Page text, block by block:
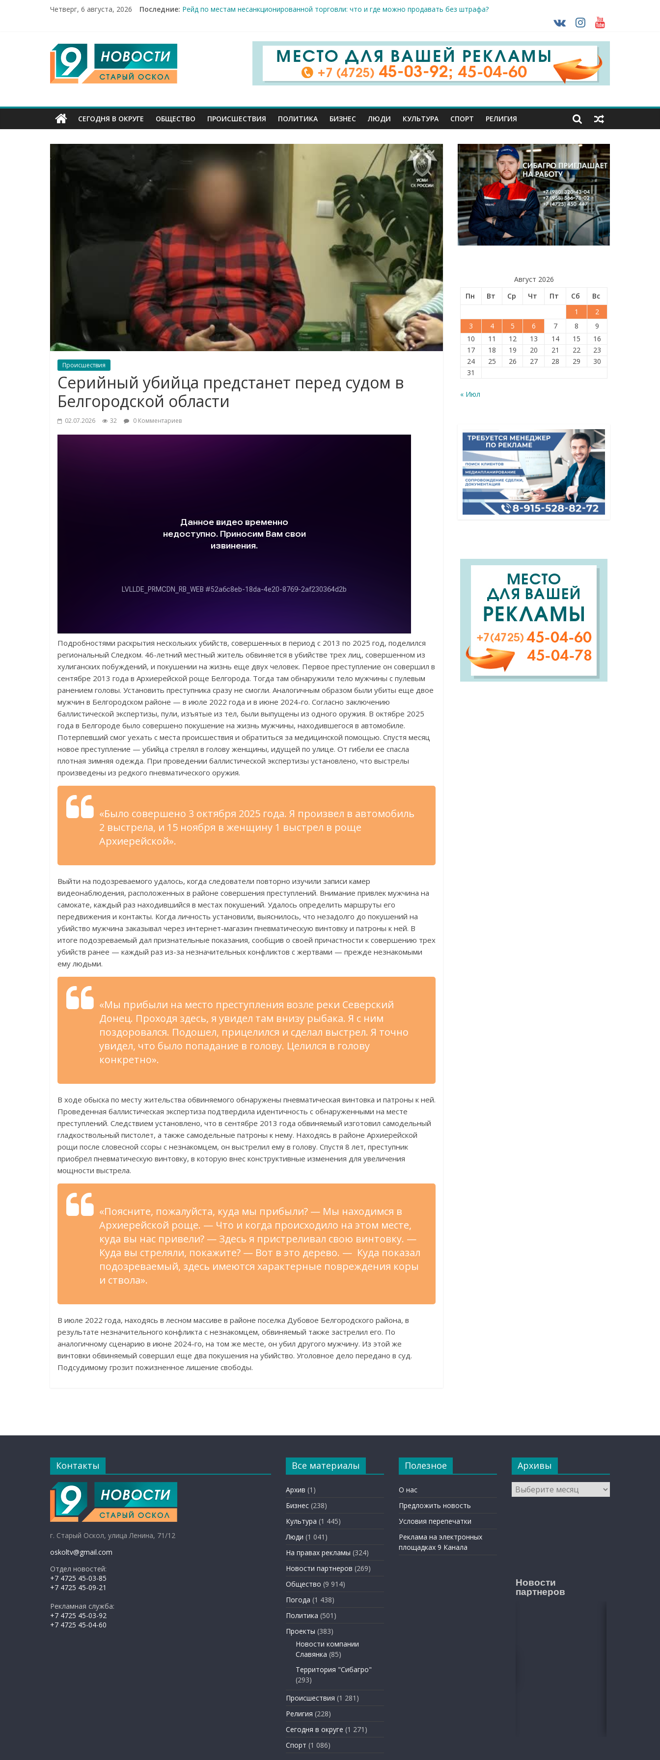
Четверг, 6 августа, 2026 Последние: Рейд по местам несанкционированной торговли: что и где можно продавать без штрафа?
100%-я раскрываемость особо тяжких преступлений: в Старооскольском отделе СК подвели итоги первого полугодия
Новое сердце: старооскольский тренер Георгий Золотых нуждается в срочной трансплантации
9
Канал
Старый
Оскол
СЕГОДНЯ В ОКРУГЕ ОБЩЕСТВО ПРОИСШЕСТВИЯ ПОЛИТИКА БИЗНЕС ЛЮДИ КУЛЬТУРА СПОРТ РЕЛИГИЯ
Происшествия
Серийный убийца предстанет перед судом в
Белгородской области
02.07.2026 32 0 Комментариев
Подробностями раскрытия нескольких убийств, совершенных в период с 2013 по 2025 год, поделился
региональный Следком. 46-летний местный житель обвиняется в убийстве трех лиц, совершенном из
хулиганских побуждений, и покушении на жизнь еще двух человек. Первое преступление он совершил в
сентябре 2013 года в Архиерейской роще Белгорода. Тогда там обнаружили тело мужчины с пулевым
ранением головы. Установить преступника сразу не смогли. Аналогичным образом были убиты еще двое
мужчин в Белгородском районе — в июле 2022 года и в июне 2024-го. Согласно заключению
баллистической экспертизы, пули, изъятые из тел, были выпущены из одного оружия. В октябре 2025
года в Белгороде было совершено покушение на жизнь мужчины, находившегося в автомобиле.
Потерпевший смог уехать с места происшествия и обратиться за медицинской помощью. Спустя месяц
новое преступление — убийца стрелял в голову женщины, идущей по улице. От гибели ее спасла
плотная зимняя одежда. При проведении баллистической экспертизы установлено, что выстрелы
произведены из редкого пневматического оружия.
«Было совершено 3 октября 2025 года. Я произвел в автомобиль
2 выстрела, и 15 ноября в женщину 1 выстрел в роще
Архиерейской».
Выйти на подозреваемого удалось, когда следователи повторно изучили записи камер
видеонаблюдения, расположенных в районе совершения преступлений. Внимание привлек мужчина на
самокате, каждый раз находившийся в местах покушений. Удалось определить маршруты его
передвижения и контакты. Когда личность установили, выяснилось, что незадолго до покушений на
убийство мужчина заказывал через интернет-магазин пневматическую винтовку и патроны к ней. В
итоге подозреваемый дал признательные показания, сообщив о своей причастности к совершению трех
убийств ранее — каждый раз из-за незначительных конфликтов с жертвами — прежде незнакомыми
ему людьми.
«Мы прибыли на место преступления возле реки Северский
Донец. Проходя здесь, я увидел там внизу рыбака. Я с ним
поздоровался. Подошел, прицелился и сделал выстрел. Я точно
увидел, что было попадание в голову. Целился в голову
конкретно».
В ходе обыска по месту жительства обвиняемого обнаружены пневматическая винтовка и патроны к ней.
Проведенная баллистическая экспертиза подтвердила идентичность с обнаруженными на месте
преступлений. Следствием установлено, что в сентябре 2013 года обвиняемый изготовил самодельный
гладкоствольный пистолет, а также самодельные патроны к нему. Находясь в районе Архиерейской
рощи после словесной ссоры с незнакомцем, он выстрелил ему в голову. Спустя 8 лет, преступник
приобрел пневматическую винтовку, в которую внес конструктивные изменения для увеличения
мощности выстрела.
«Поясните, пожалуйста, куда мы прибыли? — Мы находимся в
Архиерейской роще. — Что и когда происходило на этом месте,
куда вы нас привели? — Здесь я пристреливал свою винтовку. —
Куда вы стреляли, покажите? — Вот в это дерево. — Куда показал
подозреваемый, здесь имеются характерные повреждения коры
и ствола».
В июле 2022 года, находясь в лесном массиве в районе поселка Дубовое Белгородского района, в
результате незначительного конфликта с незнакомцем, обвиняемый также застрелил его. По
аналогичному сценарию в июне 2024-го, на том же месте, он убил другого мужчину. Из этой же
винтовки обвиняемый совершил еще два покушения на убийство. Уголовное дело передано в суд.
Подсудимому грозит пожизненное лишение свободы.
Август 2026
Пн
Вт Ср Чт Пт Сб
Вс
1
2
3
4 5 6 7 8
9
10
11 12 13 14 15
16
17
18 19 20 21 22
23
24
25 26 27 28 29
30
31
« Июл
Контакты
г. Старый Оскол, улица Ленина, 71/12
oskoltv@gmail.com
Отдел новостей:
+7 4725 45-03-85
+7 4725 45-09-21
Рекламная служба:
+7 4725 45-03-92
+7 4725 45-04-60
Все материалы
Архив (1)
Бизнес (238)
Культура (1 445)
Люди (1 041)
На правах рекламы (324)
Новости партнеров (269)
Общество (9 914)
Погода (1 438)
Политика (501)
Проекты (383)
Новости компании
Славянка (85)
Территория "Сибагро"
(293)
Происшествия (1 281)
Религия (228)
Сегодня в округе (1 271)
Спорт (1 086)
Полезное
О нас
Предложить новость
Условия перепечатки
Реклама на электронных
площадках 9 Канала
Архивы
Архивы
Новости
партнеров